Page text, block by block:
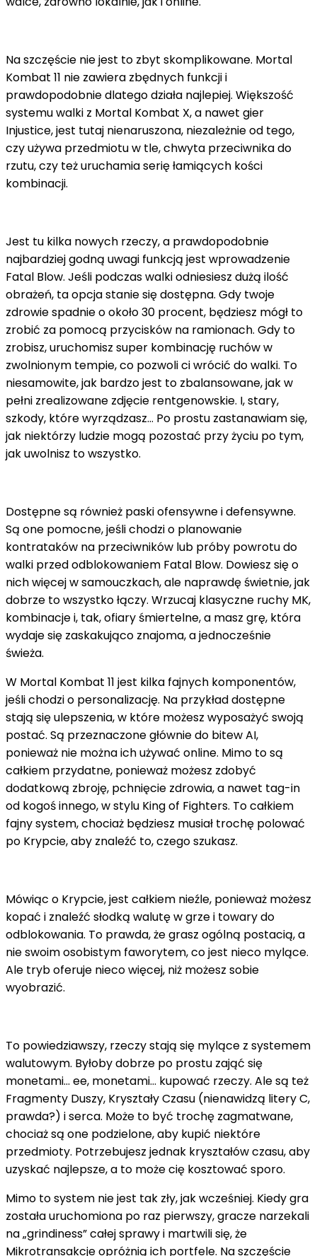
Na szczęście nie jest to zbyt skomplikowane. Mortal
Kombat 11 nie zawiera zbędnych funkcji i
prawdopodobnie dlatego działa najlepiej. Większość
systemu walki z Mortal Kombat X, a nawet gier
Injustice, jest tutaj nienaruszona, niezależnie od tego,
czy używa przedmiotu w tle, chwyta przeciwnika do
rzutu, czy też uruchamia serię łamiących kości
kombinacji.
Jest tu kilka nowych rzeczy, a prawdopodobnie
najbardziej godną uwagi funkcją jest wprowadzenie
Fatal Blow. Jeśli podczas walki odniesiesz dużą ilość
obrażeń, ta opcja stanie się dostępna. Gdy twoje
zdrowie spadnie o około 30 procent, będziesz mógł to
zrobić za pomocą przycisków na ramionach. Gdy to
zrobisz, uruchomisz super kombinację ruchów w
zwolnionym tempie, co pozwoli ci wrócić do walki. To
niesamowite, jak bardzo jest to zbalansowane, jak w
pełni zrealizowane zdjęcie rentgenowskie. I, stary,
szkody, które wyrządzasz… Po prostu zastanawiam się,
jak niektórzy ludzie mogą pozostać przy życiu po tym,
jak uwolnisz to wszystko.
Dostępne są również paski ofensywne i defensywne.
Są one pomocne, jeśli chodzi o planowanie
kontrataków na przeciwników lub próby powrotu do
walki przed odblokowaniem Fatal Blow. Dowiesz się o
nich więcej w samouczkach, ale naprawdę świetnie, jak
dobrze to wszystko łączy. Wrzucaj klasyczne ruchy MK,
kombinacje i, tak, ofiary śmiertelne, a masz grę, która
wydaje się zaskakująco znajoma, a jednocześnie
świeża.
W Mortal Kombat 11 jest kilka fajnych komponentów,
jeśli chodzi o personalizację. Na przykład dostępne
stają się ulepszenia, w które możesz wyposażyć swoją
postać. Są przeznaczone głównie do bitew AI,
ponieważ nie można ich używać online. Mimo to są
całkiem przydatne, ponieważ możesz zdobyć
dodatkową zbroję, pchnięcie zdrowia, a nawet tag-in
od kogoś innego, w stylu King of Fighters. To całkiem
fajny system, chociaż będziesz musiał trochę polować
po Krypcie, aby znaleźć to, czego szukasz.
Mówiąc o Krypcie, jest całkiem nieźle, ponieważ możesz
kopać i znaleźć słodką walutę w grze i towary do
odblokowania. To prawda, że ​​grasz ogólną postacią, a
nie swoim osobistym faworytem, ​​co jest nieco mylące.
Ale tryb oferuje nieco więcej, niż możesz sobie
wyobrazić.
To powiedziawszy, rzeczy stają się mylące z systemem
walutowym. Byłoby dobrze po prostu zająć się
monetami… ee, monetami… kupować rzeczy. Ale są też
Fragmenty Duszy, Kryształy Czasu (nienawidzą litery C,
prawda?) i serca. Może to być trochę zagmatwane,
chociaż są one podzielone, aby kupić niektóre
przedmioty. Potrzebujesz jednak kryształów czasu, aby
uzyskać najlepsze, a to może cię kosztować sporo.
Mimo to system nie jest tak zły, jak wcześniej. Kiedy gra
została uruchomiona po raz pierwszy, gracze narzekali
na „grindiness” całej sprawy i martwili się, że
Mikrotransakcje opróżnią ich portfele. Na szczęście